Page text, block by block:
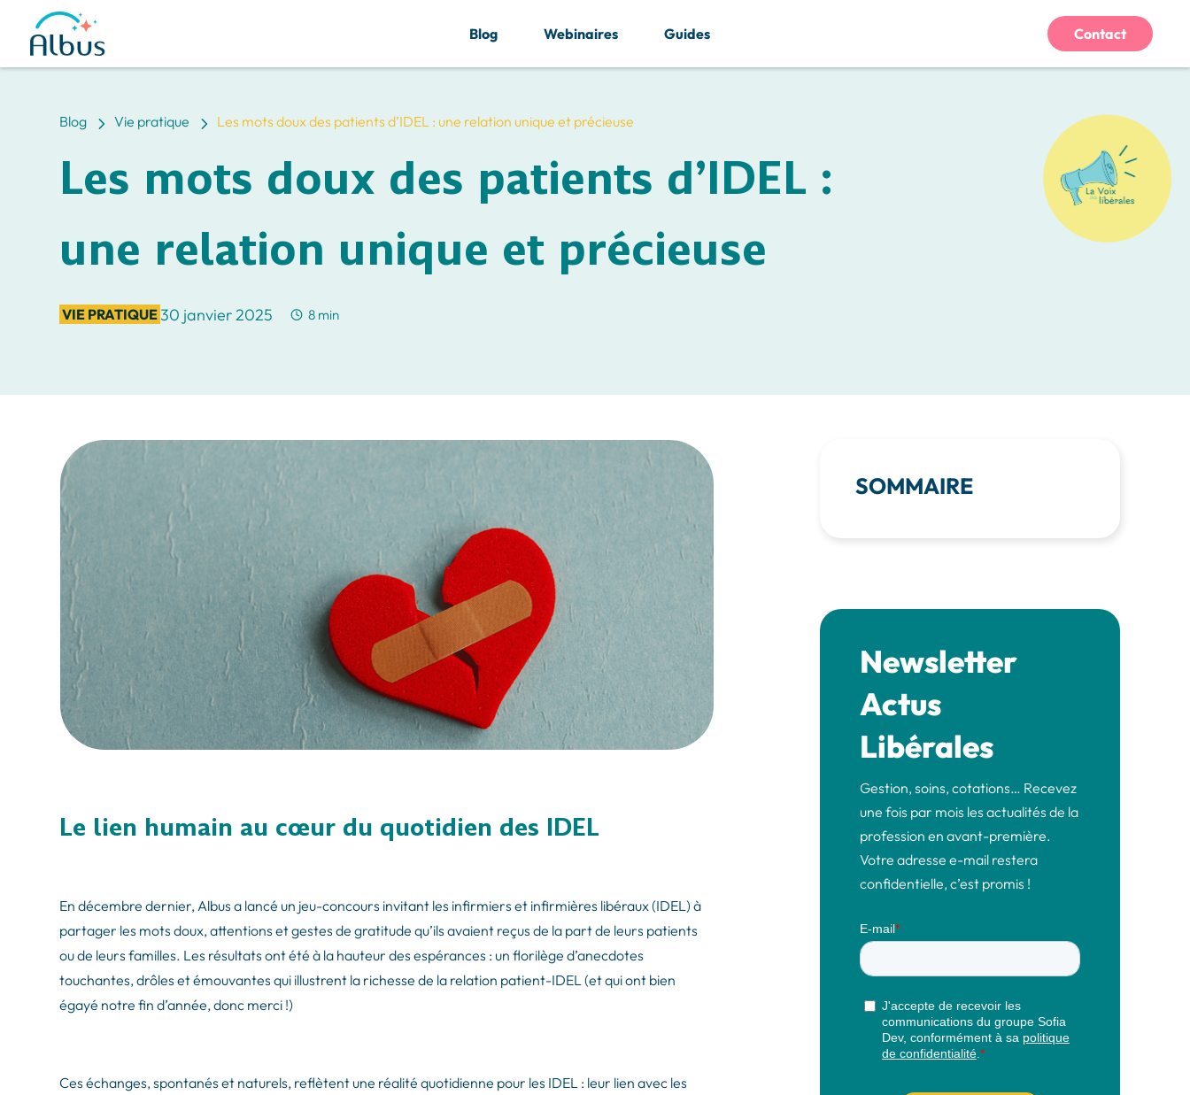
Blog 5 Vie pratique 5 Les mots doux des patients d’IDEL : une relation unique et précieuse
Les mots doux des patients d’IDEL :
une relation unique et précieuse
VIE PRATIQUE30 janvier 2025 8 min
Le lien humain au cœur du quotidien des IDEL
En décembre dernier, Albus a lancé un jeu-concours invitant les infirmiers et infirmières libéraux (IDEL) à
partager les mots doux, attentions et gestes de gratitude qu’ils avaient reçus de la part de leurs patients
ou de leurs familles. Les résultats ont été à la hauteur des espérances : un florilège d’anecdotes
touchantes, drôles et émouvantes qui illustrent la richesse de la relation patient-IDEL (et qui ont bien
égayé notre fin d’année, donc merci !)
Ces échanges, spontanés et naturels, reflètent une réalité quotidienne pour les IDEL : leur lien avec les
SOMMAIRE
Newsletter
Actus
Libérales
Gestion, soins, cotations… Recevez
une fois par mois les actualités de la
profession en avant-première.
Votre adresse e-mail restera
confidentielle, c’est promis !
Blog Webinaires Guides Contact